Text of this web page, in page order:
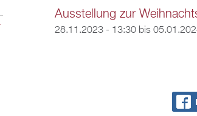
Ausstellung zur
28.11.2023 - 13:30bis